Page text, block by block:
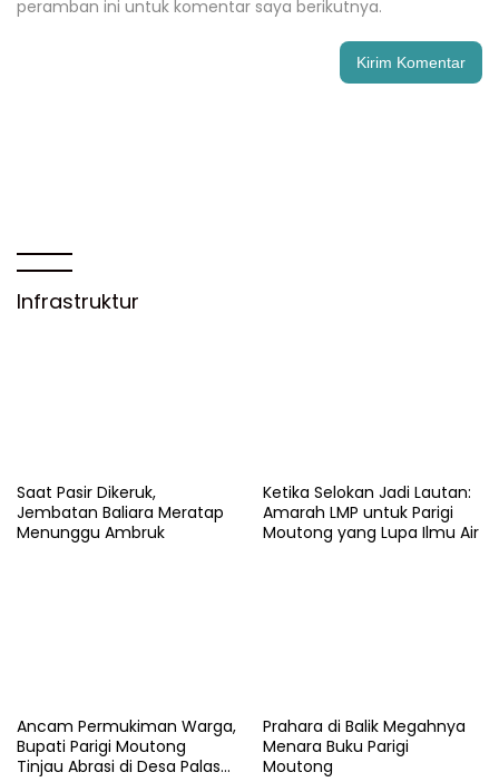
peramban ini untuk komentar saya berikutnya.
Infrastruktur
Saat Pasir Dikeruk,
Jembatan Baliara Meratap
Menunggu Ambruk
Ketika Selokan Jadi Lautan:
Amarah LMP untuk Parigi
Moutong yang Lupa Ilmu Air
Ancam Permukiman Warga,
Bupati Parigi Moutong
Tinjau Abrasi di Desa Palasa
Prahara di Balik Megahnya
Menara Buku Parigi
Moutong